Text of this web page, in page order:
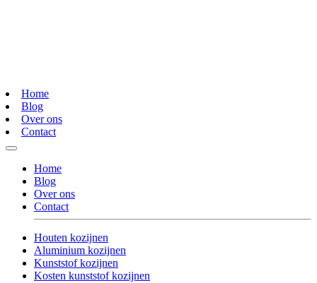
Home
Blog
Over ons
Contact
Home
Blog
Over ons
Contact
Houten kozijnen
Aluminium kozijnen
Kunststof kozijnen
Kosten kunststof kozijnen